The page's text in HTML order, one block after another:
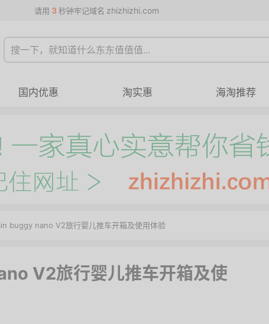
请用 3 秒钟牢记域名 zhizhizhi.com
国内优惠 淘实惠 海淘推荐
buggy nano V2旅行婴儿推车开箱及使用体验
V2旅行婴儿推车开箱及使